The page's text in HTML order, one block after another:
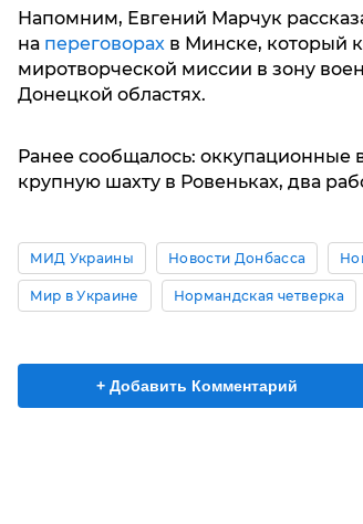
Напомним, Евгений Марчук
на переговорахв Минске, который
миротворческой миссии в зону
Донецкой областях.
Ранее сообщалось: оккупационные
крупную шахту в Ровеньках, два
МИД Украины Новости Донбасса
Мир в Украине Нормандская четверка
+ Добавить Комментарий